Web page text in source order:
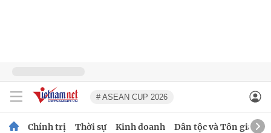
# ASEAN CUP 2026
Chính trị Thời sự Kinh doanh Dân tộc và Tôn giáo